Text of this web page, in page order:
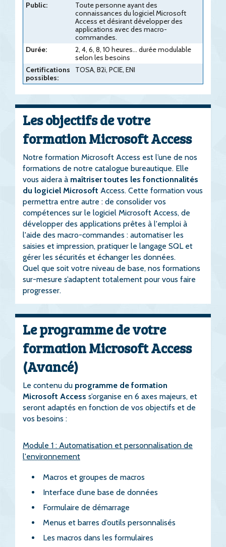
Public:
Toute personne ayant des
connaissances du logiciel Microsoft
Access et désirant développer des
applications avec des macro-
commandes.
Durée:
2, 4, 6, 8, 10 heures... durée modulable
selon les besoins
Certifications
possibles:
TOSA, B2i, PCIE, ENI
Les objectifs de votre
formation Microsoft Access
Notre formation Microsoft Access est l’une de nos
formations de notre catalogue bureautique. Elle
vous aidera à maîtriser toutes les fonctionnalités
du logiciel Microsoft Access. Cette formation vous
permettra entre autre : de consolider vos
compétences sur le logiciel Microsoft Access, de
développer des applications prêtes à l'emploi à
l'aide des macro-commandes : automatiser les
saisies et impression, pratiquer le langage SQL et
gérer les sécurités et échanger les données.
Quel que soit votre niveau de base, nos formations
sur-mesure s’adaptent totalement pour vous faire
progresser.
Le programme de votre
formation Microsoft Access
(Avancé)
Le contenu du programme de formation
Microsoft Access s’organise en 6 axes majeurs, et
seront adaptés en fonction de vos objectifs et de
vos besoins :
Module 1 : Automatisation et personnalisation de
l'environnement
Macros et groupes de macros
Interface d’une base de données
Formulaire de démarrage
Menus et barres d’outils personnalisés
Les macros dans les formulaires